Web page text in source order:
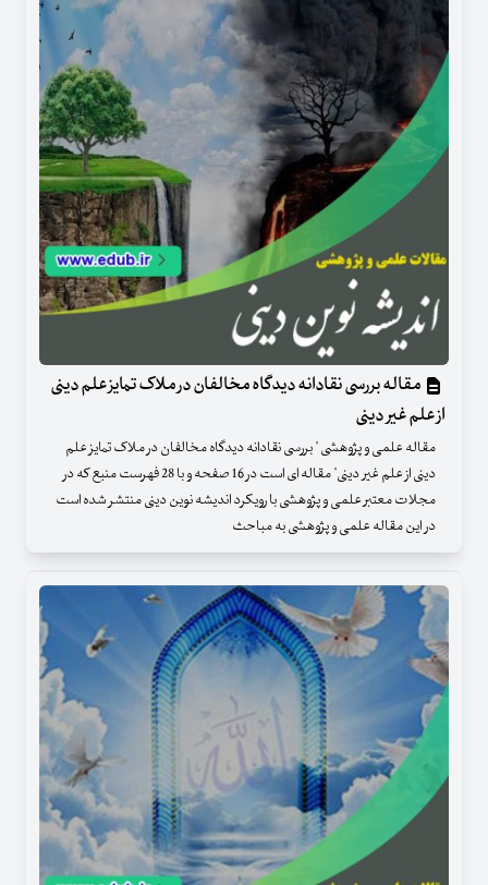
مقاله بررسی نقادانه دیدگاه مخالفان در ملاک تمایز علم دینی
از علم غیر دینی
مقاله علمی و پژوهشی " بررسی نقادانه دیدگاه مخالفان در ملاک تمایز علم
دینی از علم غیر دینی" مقاله ای است در 16 صفحه و با 28 فهرست منبع که در
مجلات معتبر علمی و پژوهشی با رویکرد اندیشه نوین دینی منتشر شده است
در این مقاله علمی و پژوهشی به مباحث